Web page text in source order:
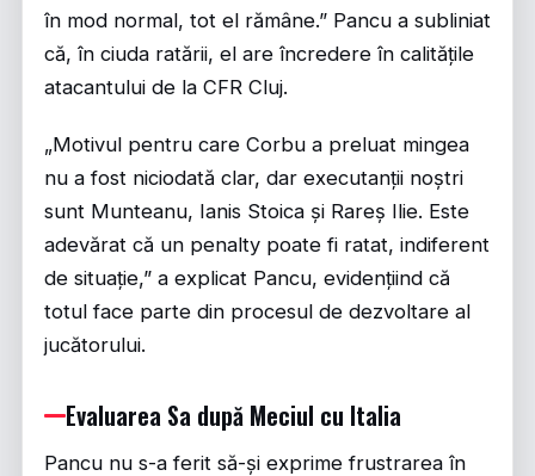
în mod normal, tot el rămâne.” Pancu a subliniat
că, în ciuda ratării, el are încredere în calitățile
atacantului de la CFR Cluj.
„Motivul pentru care Corbu a preluat mingea
nu a fost niciodată clar, dar executanții noștri
sunt Munteanu, Ianis Stoica și Rareș Ilie. Este
adevărat că un penalty poate fi ratat, indiferent
de situație,” a explicat Pancu, evidențiind că
totul face parte din procesul de dezvoltare al
jucătorului.
Evaluarea Sa după Meciul cu Italia
Pancu nu s-a ferit să-și exprime frustrarea în